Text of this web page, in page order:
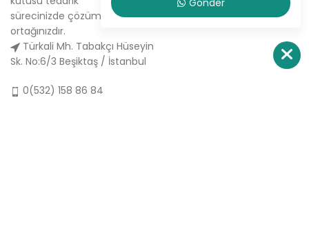
sürecinizde çözüm
ortağınızdır.
Türkali Mh. Tabakçı Hüseyin
Sk. No:6/3 Beşiktaş / İstanbul
0(532) 158 86 84
Gönder